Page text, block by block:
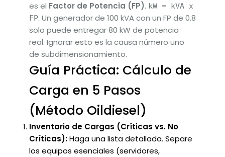
es el Factor de Potencia (FP). kW = kVA x
FP. Un generador de 100 kVA con un FP de 0.8
solo puede entregar 80 kW de potencia
real. Ignorar esto es la causa número uno
de subdimensionamiento.
Guía Práctica: Cálculo de
Carga en 5 Pasos
(Método Oildiesel)
Inventario de Cargas (Críticas vs. No
Críticas):Haga una lista detallada. Separe
los equipos esenciales (servidores,